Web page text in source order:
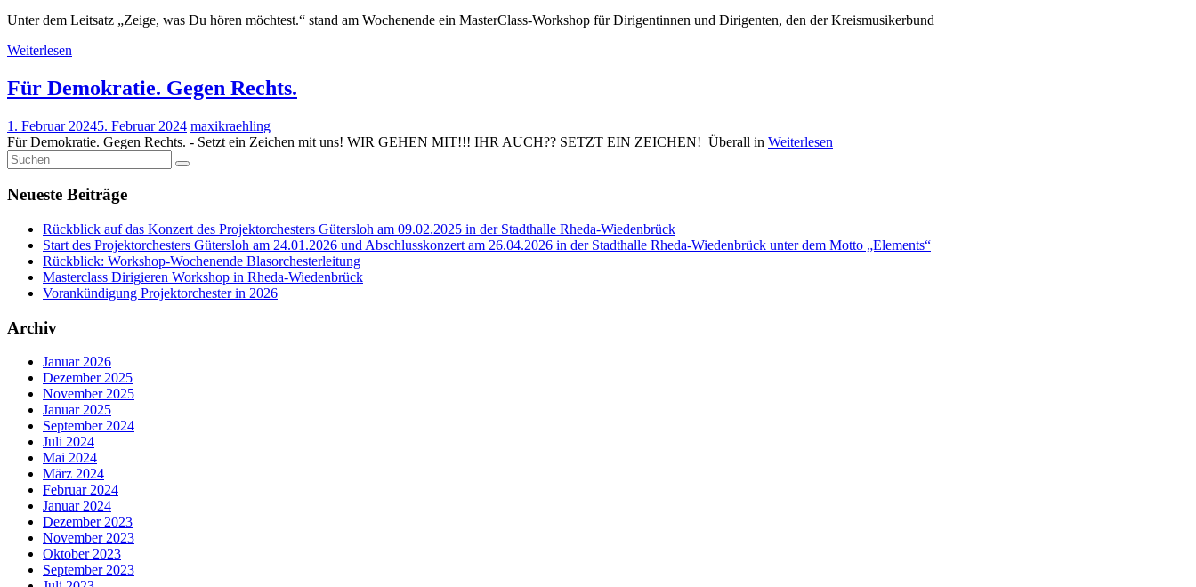
Unter dem Leitsatz „Zeige, was Du hören möchtest.“ stand am Wochenende ein MasterClass-Workshop für Dirigentinnen und Dirigenten, den der Kreismusikerbund
Weiterlesen
Für Demokratie. Gegen Rechts.
1. Februar 20245. Februar 2024 maxikraehling
Für Demokratie. Gegen Rechts. - Setzt ein Zeichen mit uns! WIR GEHEN MIT!!! IHR AUCH?? SETZT EIN ZEICHEN! Überall in Weiterlesen
Neueste Beiträge
Rückblick auf das Konzert des Projektorchesters Gütersloh am 09.02.2025 in der Stadthalle Rheda-Wiedenbrück
Start des Projektorchesters Gütersloh am 24.01.2026 und Abschlusskonzert am 26.04.2026 in der Stadthalle Rheda-Wiedenbrück unter dem Motto „Elements“
Rückblick: Workshop-Wochenende Blasorchesterleitung
Masterclass Dirigieren Workshop in Rheda-Wiedenbrück
Vorankündigung Projektorchester in 2026
Archiv
Januar 2026
Dezember 2025
November 2025
Januar 2025
September 2024
Juli 2024
Mai 2024
März 2024
Februar 2024
Januar 2024
Dezember 2023
November 2023
Oktober 2023
September 2023